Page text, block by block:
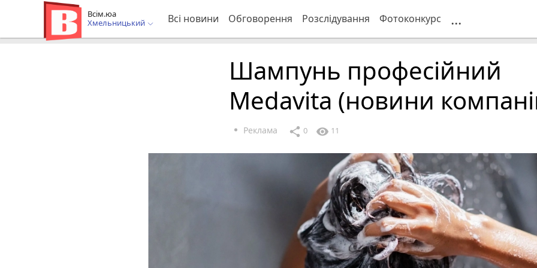
Всім.юа
Хмельницький
Всі новини Обговорення Розслідування Фотоконкурс ...
Шампунь професійний
Medavita (новини
Реклама share 0 visibility 11